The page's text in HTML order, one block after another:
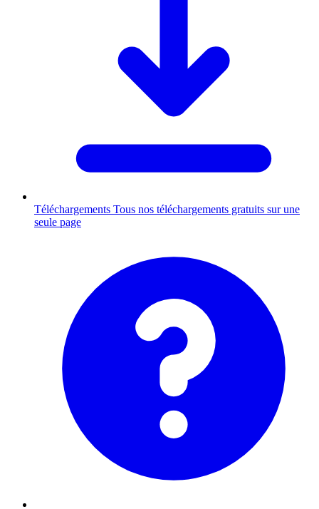
Téléchargements Tous nos téléchargements gratuits sur une
seule page